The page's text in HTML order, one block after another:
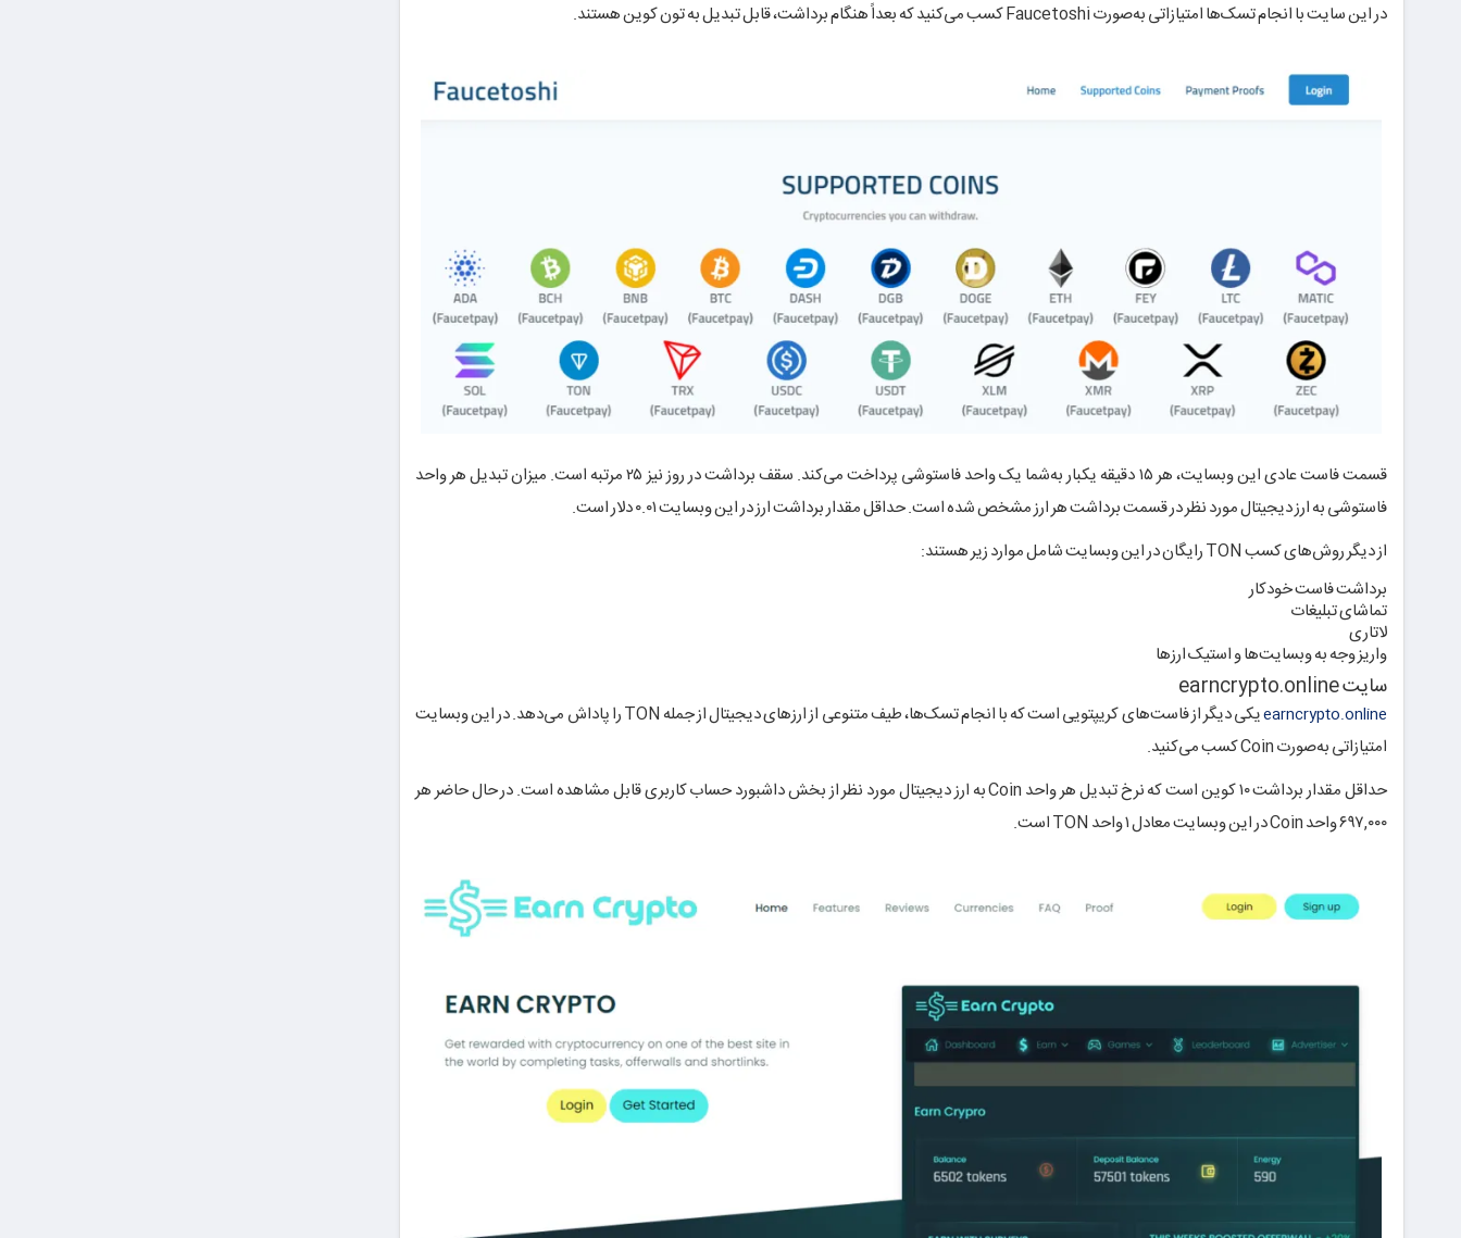
در این سایت با انجام تسک‌ها امتیازاتی به‌صورت Faucetoshi کسب می‌کنید که بعداً هنگام برداشت، قابل تبدیل به تون کوین هستند.
قسمت فاست عادی این وبسایت، هر ۱۵ دقیقه یکبار به‌شما یک واحد فاستوشی پرداخت می‌کند. سقف برداشت در روز نیز ۲۵ مرتبه است. میزان تبدیل هر واحد
فاستوشی به ارز دیجیتال مورد نظر در قسمت برداشت هر ارز مشخص شده است. حداقل مقدار برداشت ارز در این وبسایت ۰.۰۱ دلار است.
از دیگر روش‌های کسب TON رایگان در این وبسایت شامل موارد زیر هستند:
برداشت فاست خودکار
تماشای تبلیغات
لاتاری
واریز وجه به وبسایت‌ها و استیک ارزها
سایت earncrypto.online
earncrypto.online
یکی دیگر از فاست‌های کریپتویی است که با انجام تسک‌ها، طیف متنوعی از ارزهای دیجیتال از جمله TON را پاداش می‌دهد. در این وبسایت
امتیازاتی به‌صورت Coin کسب می‌کنید.
حداقل مقدار برداشت ۱۰ کوین است که نرخ تبدیل هر واحد Coin به ارز دیجیتال مورد نظر از بخش داشبورد حساب کاربری قابل مشاهده است. در حال حاضر هر
۶۹۷,۰۰۰ واحد Coin در این وبسایت معادل ۱ واحد TON است.